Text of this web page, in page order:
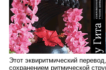
Этот эквиритмический
сохранением ритмической